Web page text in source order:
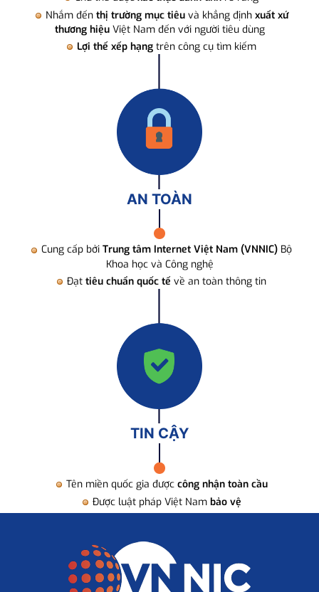
Nhắm đến thị trường mục tiêuvà khẳng định xuất xứ
thương hiệuViệt Nam đến với người tiêu dùng
Lợi thế xếp hạng trên công cụ tìm kiếm
AN TOÀN
Cung cấp bởi Trung tâm Internet Việt Nam (VNNIC) Bộ
Khoa học và Công nghệ
Đạt tiêu chuẩn quốc tế về an toàn thông tin
TIN CẬY
Tên miền quốc gia được công nhận toàn cầu
Được luật pháp Việt Nam bảo vệ